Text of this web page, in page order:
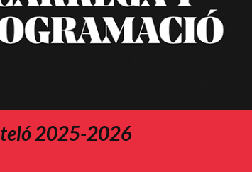
2025-2026